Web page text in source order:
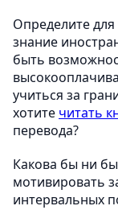
Определите
знание
быть
учиться за
хотите читать
перевода?
Какова бы ни
мотивировать
интервальных